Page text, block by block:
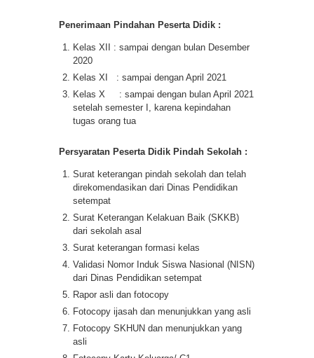
Penerimaan Pindahan Peserta Didik :
Kelas XII : sampai dengan bulan Desember
2020
Kelas XI : sampai dengan April 2021
Kelas X : sampai dengan bulan April 2021
setelah semester I, karena kepindahan
tugas orang tua
Persyaratan Peserta Didik Pindah Sekolah :
Surat keterangan pindah sekolah dan telah
direkomendasikan dari Dinas Pendidikan
setempat
Surat Keterangan Kelakuan Baik (SKKB)
dari sekolah asal
Surat keterangan formasi kelas
Validasi Nomor Induk Siswa Nasional (NISN)
dari Dinas Pendidikan setempat
Rapor asli dan fotocopy
Fotocopy ijasah dan menunjukkan yang asli
Fotocopy SKHUN dan menunjukkan yang
asli